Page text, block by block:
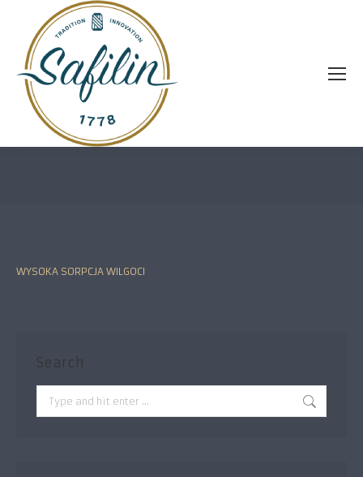
WYSOKA SORPCJA WILGOCI
Search
Search: